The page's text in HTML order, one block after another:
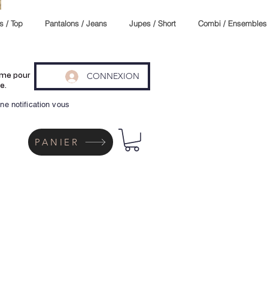
/ Top Pantalons / Jeans Jupes / Short Combi / Ensembles
CONNEXION
PANIER
pour
notification vous